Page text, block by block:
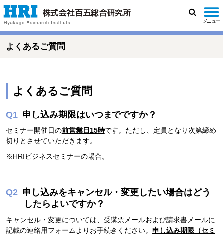
索
メニュー
よくあるご質問
よくあるご質問
申し込み期限はいつまでですか？
セミナー開催日の前営業日15時です。ただし、定員となり次第締め
切りとさせていただきます。
※HRIビジネスセミナーの場合。
申し込みをキャンセル・変更したい場合はどう
したらよいですか？
キャンセル・変更については、受講票メールおよび請求書メールに
記載の連絡用フォームよりお手続きください。 申し込み期限（セミ